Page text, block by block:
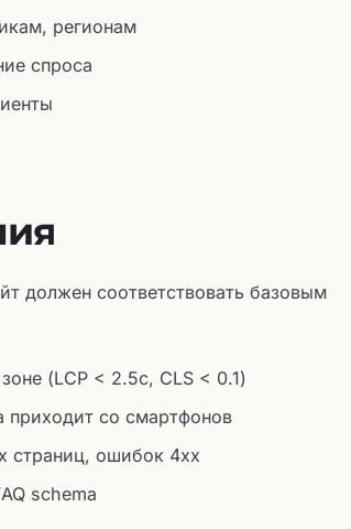
регионам
спроса
должен соответствовать базовым
(LCP < 2.5с, CLS < 0.1)
со смартфонов
страниц, ошибок 4xx
schema